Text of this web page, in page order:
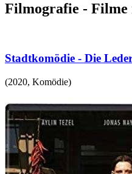
Filmografie -
Stadtkomödie - Die
(2020, Komödie)